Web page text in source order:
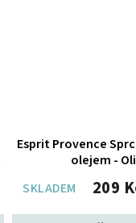
Esprit Provence
olejem -
SKLADEM
209